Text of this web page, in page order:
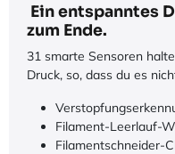
Ein entspanntes
zum Ende.
31 smarte Sensoren
Druck, so, dass du es
Filament-Leerlauf-
Filamentschneider-